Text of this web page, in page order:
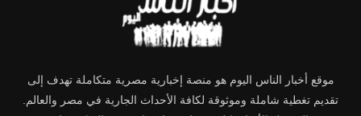
موقع أخبار الناس اليوم هو منصة إخبارية مصرية متكاملة تهدف إلى
تقديم تغطية شاملة وموثوقة لكافة الأحداث الجارية في مصر والعالم.